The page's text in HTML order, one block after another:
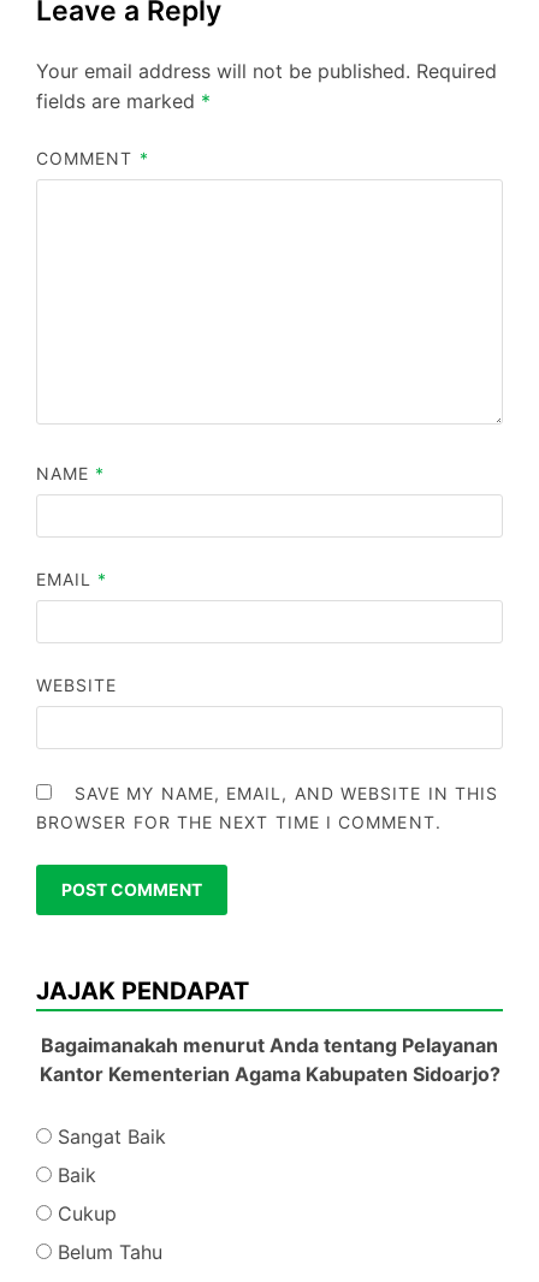
Leave a Reply
Your email address will not be published. Required
fields are marked *
COMMENT *
NAME *
EMAIL *
WEBSITE
SAVE MY NAME, EMAIL, AND WEBSITE IN THIS
BROWSER FOR THE NEXT TIME I COMMENT.
JAJAK PENDAPAT
Bagaimanakah menurut Anda tentang Pelayanan
Kantor Kementerian Agama Kabupaten Sidoarjo?
Sangat Baik
Baik
Cukup
Belum Tahu